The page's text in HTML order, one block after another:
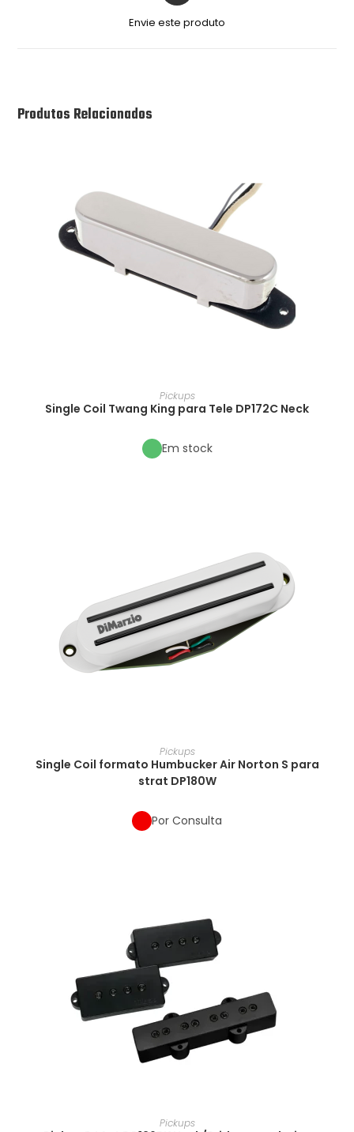
Envie este produto
Produtos Relacionados
Pickups
Single Coil Twang King para Tele DP172C Neck
Em stock
Pickups
Single Coil formato Humbucker Air Norton S para
strat DP180W
Por Consulta
Pickups